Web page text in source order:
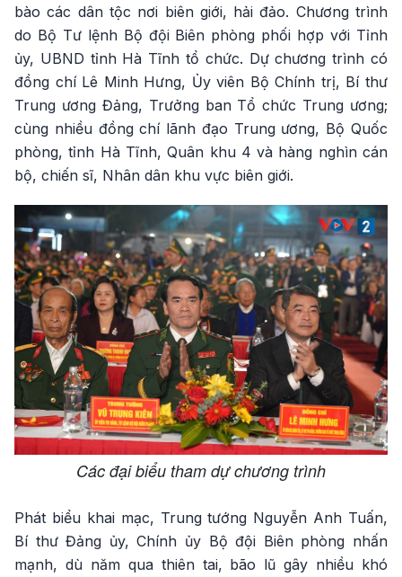
bào các dân tộc nơi biên giới, hải đảo. Chương trình
do Bộ Tư lệnh Bộ đội Biên phòng phối hợp với Tỉnh
ủy, UBND tỉnh Hà Tĩnh tổ chức. Dự chương trình có
đồng chí Lê Minh Hưng, Ủy viên Bộ Chính trị, Bí thư
Trung ương Đảng, Trưởng ban Tổ chức Trung ương;
cùng nhiều đồng chí lãnh đạo Trung ương, Bộ Quốc
phòng, tỉnh Hà Tĩnh, Quân khu 4 và hàng nghìn cán
bộ, chiến sĩ, Nhân dân khu vực biên giới.
Các đại biểu tham dự chương trình
Phát biểu khai mạc, Trung tướng Nguyễn Anh Tuấn,
Bí thư Đảng ủy, Chính ủy Bộ đội Biên phòng nhấn
mạnh, dù năm qua thiên tai, bão lũ gây nhiều khó